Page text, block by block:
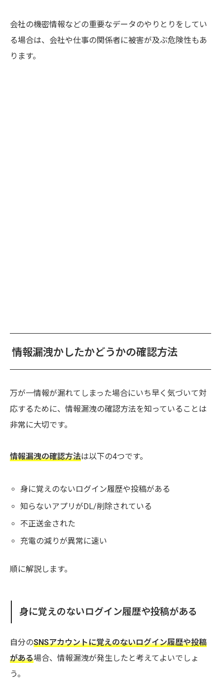
会社の機密情報などの重要なデータのやりとりをしてい
る場合は、会社や仕事の関係者に被害が及ぶ危険性もあ
ります。
情報漏洩かしたかどうかの確認方法
万が一情報が漏れてしまった場合にいち早く気づいて対
応するために、情報漏洩の確認方法を知っていることは
非常に大切です。
情報漏洩の確認方法は以下の4つです。
身に覚えのないログイン履歴や投稿がある
知らないアプリがDL/削除されている
不正送金された
充電の減りが異常に速い
順に解説します。
身に覚えのないログイン履歴や投稿がある
自分のSNSアカウントに覚えのないログイン履歴や投稿
がある場合、情報漏洩が発生したと考えてよいでしょ
う。